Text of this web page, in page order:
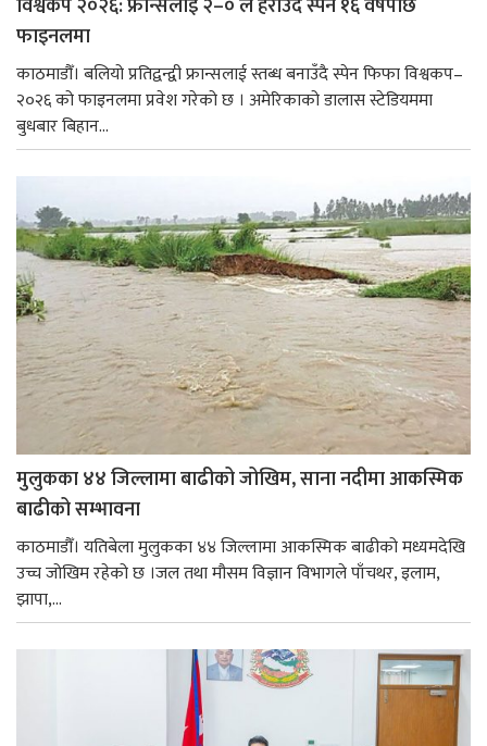
विश्वकप २०२६: फ्रान्सलाई २–० ले हराउँदै स्पेन १६ वर्षपछि
फाइनलमा
काठमाडौँ। बलियो प्रतिद्वन्द्वी फ्रान्सलाई स्तब्ध बनाउँदै स्पेन फिफा विश्वकप–
२०२६ को फाइनलमा प्रवेश गरेको छ । अमेरिकाको डालास स्टेडियममा
बुधबार बिहान...
मुलुकका ४४ जिल्लामा बाढीको जोखिम, साना नदीमा आकस्मिक
बाढीको सम्भावना
काठमाडौँ। यतिबेला मुलुकका ४४ जिल्लामा आकस्मिक बाढीको मध्यमदेखि
उच्च जोखिम रहेको छ ।जल तथा मौसम विज्ञान विभागले पाँचथर, इलाम,
झापा,...